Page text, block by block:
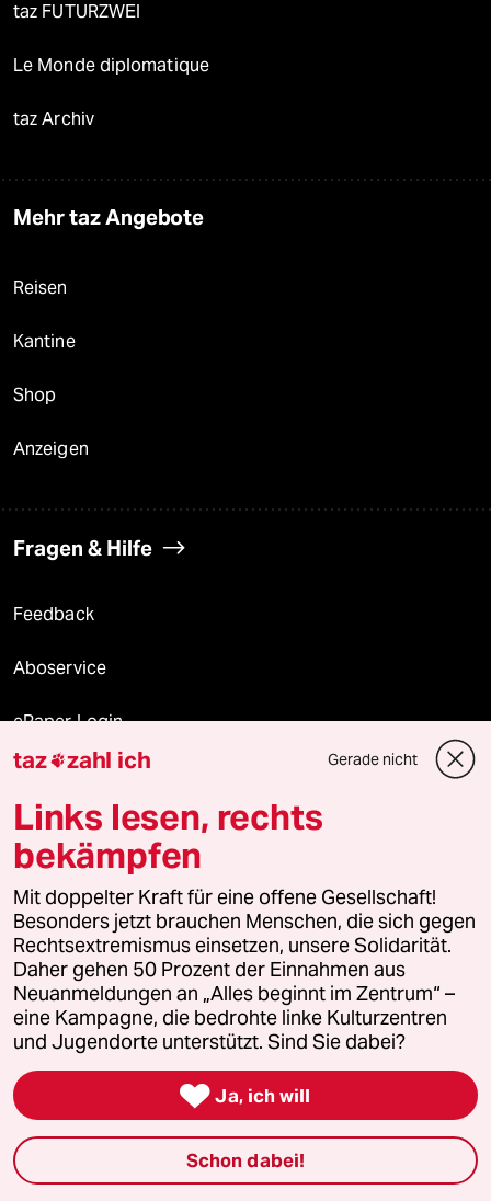
taz FUTURZWEI
Le Monde diplomatique
taz Archiv
Mehr taz Angebote
Reisen
Kantine
Shop
Anzeigen
Fragen & Hilfe
Feedback
Aboservice
ePaper Login
Downloads für Abonnierende
© 2026 taz Verlags und Vertriebs GmbH
Alle Rechte vorbehalten. Bei rechtlichen Fragen oder für Genehmigungen
wenden Sie sich bitte an
lizenzen@taz.de
Feedback Redaktionsstatut Kommune-Richtlinien
Leitlinie Informant Datenschutz Impressum AGB
Seitenwende Einwilligungen widerrufen (Ads)
taz zahl ich Gerade nicht
Links lesen, rechts
bekämpfen
Mit doppelter Kraft für eine offene Gesellschaft!
Besonders jetzt brauchen Menschen, die sich gegen
Rechtsextremismus einsetzen, unsere Solidarität.
Daher gehen 50 Prozent der Einnahmen aus
Neuanmeldungen an „Alles beginnt im Zentrum“ –
eine Kampagne, die bedrohte linke Kulturzentren
und Jugendorte unterstützt. Sind Sie dabei?
 Ja, ich will
Schon dabei!